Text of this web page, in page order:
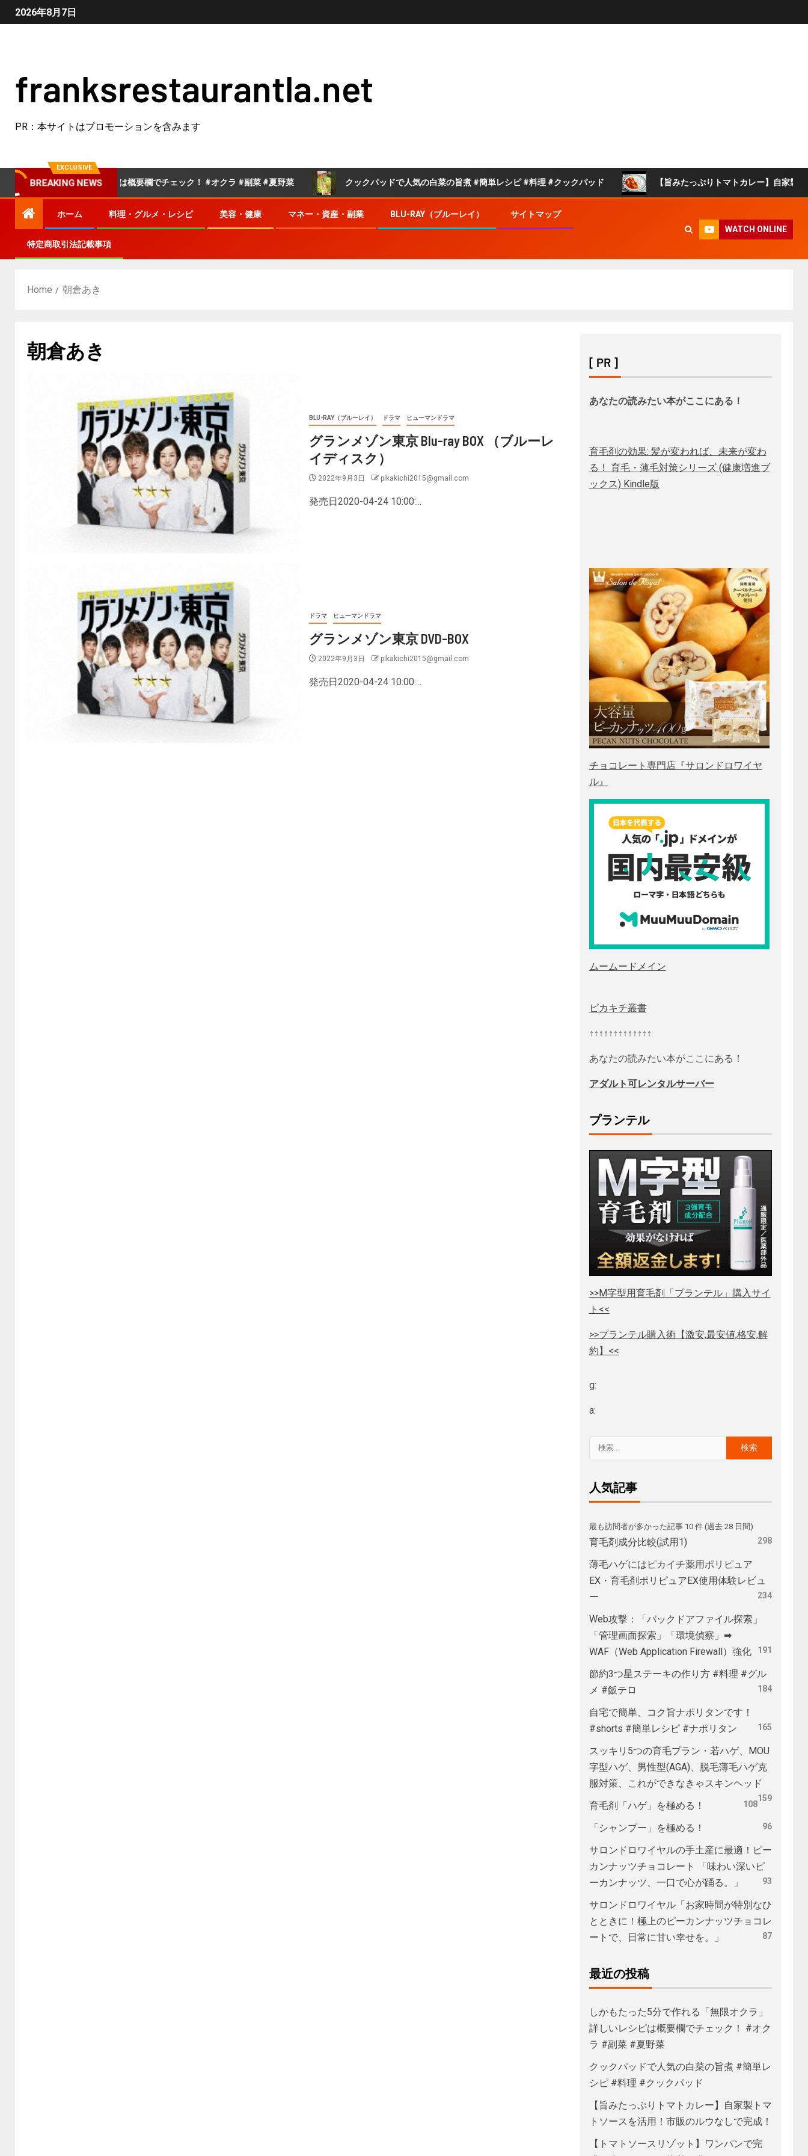
2026年8月7日
franksrestaurantla.net
PR：本サイトはプロモーションを含みます
EXCLUSIVE
BREAKING NEWS
クラ」詳しいレシピは概要欄でチェック！ #オクラ #副菜 #夏野菜 クックパッドで人気の白菜の旨煮 #簡単レシピ #料理 #クックパッド 【旨みたっぷりトマトカレー】自家製トマトソ
ホーム 料理・グルメ・レシピ 美容・健康 マネー・資産・副業 BLU-RAY（ブルーレイ） サイトマップ
特定商取引法記載事項
WATCH ONLINE
Home 朝倉あき
朝倉あき
BLU-RAY（ブルーレイ） ドラマ ヒューマンドラマ
グランメゾン東京 Blu-ray BOX （ブルーレ
イディスク）
2022年9月3日 pikakichi2015@gmail.com
発売日2020-04-24 10:00:...
ドラマ ヒューマンドラマ
グランメゾン東京 DVD-BOX
2022年9月3日 pikakichi2015@gmail.com
発売日2020-04-24 10:00:...
[ PR ]
あなたの読みたい本がここにある！
育毛剤の効果: 髪が変われば、未来が変わ
る！ 育毛・薄毛対策シリーズ (健康増進ブ
ックス) Kindle版
チョコレート専門店『サロンドロワイヤ
ル』
ムームードメイン
ピカキチ叢書
↑↑↑↑↑↑↑↑↑↑↑↑↑
あなたの読みたい本がここにある！
アダルト可レンタルサーバー
プランテル
>>M字型用育毛剤「プランテル」購入サイ
ト<<
>>プランテル購入術【激安,最安値,格安,解
約】<<
g:
a:
人気記事
最も訪問者が多かった記事 10 件 (過去 28 日間)
育毛剤成分比較(試用1) 298
薄毛ハゲにはピカイチ薬用ポリピュア
EX・育毛剤ポリピュアEX使用体験レビュ
ー
234
Web攻撃：「バックドアファイル探索」
「管理画面探索」「環境偵察」➡
WAF（Web Application Firewall）強化
191
節約3つ星ステーキの作り方 #料理 #グル
メ #飯テロ
184
自宅で簡単、コク旨ナポリタンです！
#shorts #簡単レシピ #ナポリタン
165
スッキリ5つの育毛プラン・若ハゲ、MOU
字型ハゲ、男性型(AGA)、脱毛薄毛ハゲ克
服対策、これができなきゃスキンヘッド
159
育毛剤「ハゲ」を極める！ 108
「シャンプー」を極める！ 96
サロンドロワイヤルの手土産に最適！ピー
カンナッツチョコレート 「味わい深いピ
ーカンナッツ、一口で心が踊る。」
93
サロンドロワイヤル「お家時間が特別なひ
とときに！極上のピーカンナッツチョコレ
ートで、日常に甘い幸せを。」
87
最近の投稿
しかもたった5分で作れる「無限オクラ」
詳しいレシピは概要欄でチェック！ #オク
ラ #副菜 #夏野菜
クックパッドで人気の白菜の旨煮 #簡単レ
シピ #料理 #クックパッド
【旨みたっぷりトマトカレー】自家製トマ
トソースを活用！市販のルウなしで完成！
【トマトソースリゾット】ワンパンで完